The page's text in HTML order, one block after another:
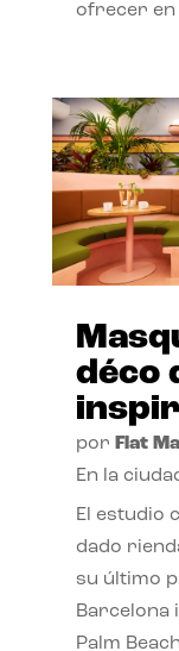
ofrecer en
déco
por Flat
En la
El estudio
dado
su último
Barcelona
Palm